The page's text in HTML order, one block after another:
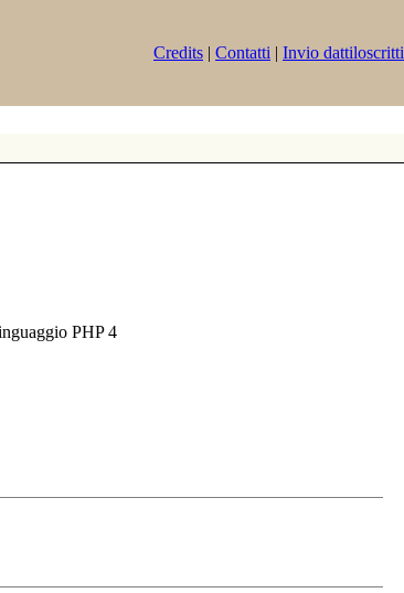
Credits | Contatti | Invio dattiloscritti
PHP 4